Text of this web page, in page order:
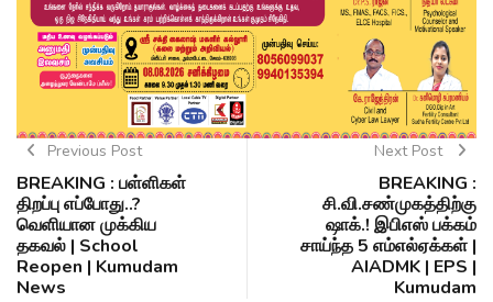
Previous Post
BREAKING : பள்ளிகள்
திறப்பு எப்போது..?
வெளியான முக்கிய
தகவல் | School
Reopen | Kumudam
News
Next Post
BREAKING :
சி.வி.சண்முகத்திற்கு
ஷாக்.! இபிஎஸ் பக்கம்
சாய்ந்த 5 எம்எல்ஏக்கள் |
AIADMK | EPS |
Kumudam